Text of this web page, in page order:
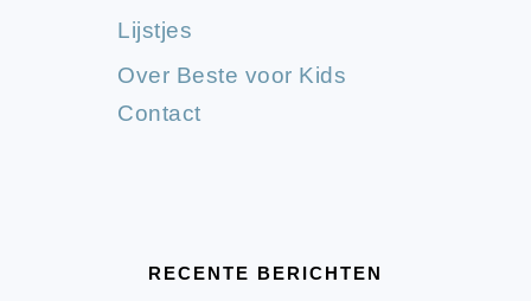
Lijstjes
Over Beste voor Kids
Contact
RECENTE BERICHTEN